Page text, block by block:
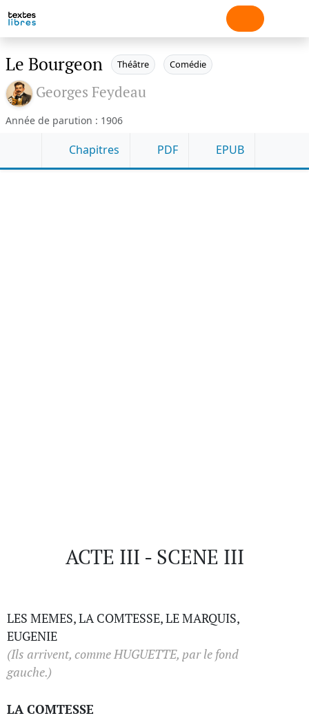
Le Bourgeon Théâtre Comédie
Georges Feydeau
Année de parution : 1906
Chapitres PDF EPUB
ACTE III - SCENE III
LES MEMES, LA COMTESSE, LE MARQUIS,
EUGENIE
(Ils arrivent, comme HUGUETTE, par le fond
gauche.)
LA COMTESSE